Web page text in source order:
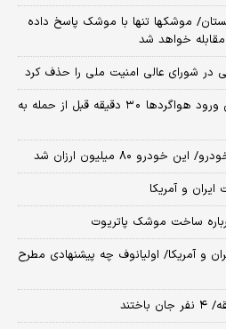
موشکها تنها با موشک پاسخ داده
خواهد شد
در شورای عالی امنیت ملی را حذف کرد
زئیس سازمان هواپیمایی: گزارش ورود هواگردها ٣٠ دقیقه قبل از حمله به
۸۰ میلیون ارزان شد
ایران و آمریکا
ساخت موشک پاتریوت
و آمریکا/ اولیانوف چه پیشنهادی مطرح